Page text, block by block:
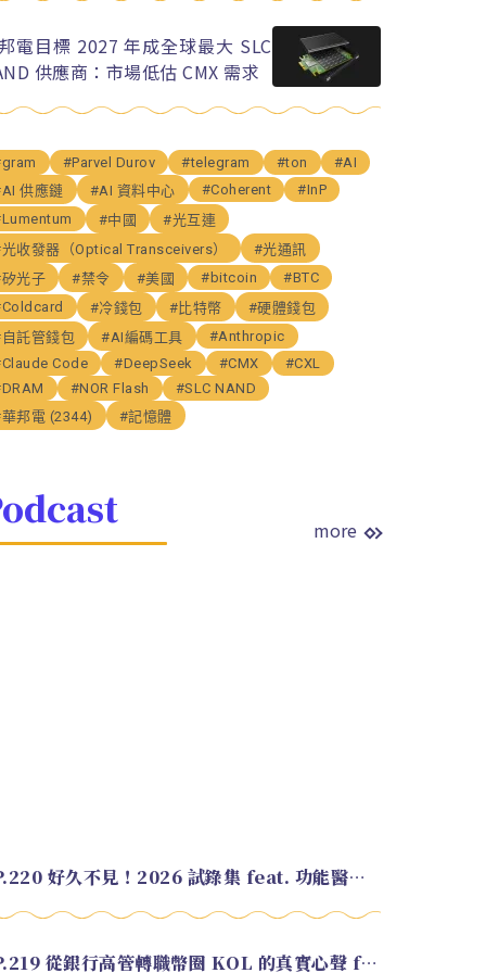
電目標 2027 年成全球最大 SLC
供應商：市場低估 CMX 需求
#Parvel Durov #telegram #ton
#AI
供應鏈
#AI 資料中心 #Coherent
#InP
#中國
#光互連
收發器（Optical Transceivers）
#光通訊
光子
#禁令 #美國 #bitcoin
#BTC
#冷錢包 #比特幣
#硬體錢包
託管錢包
#AI編碼工具
#Anthropic
Code
#DeepSeek #CMX
#CXL
#NOR Flash
#SLC NAND
邦電 (2344)
#記憶體
more
EP.220 好久不見！2026 試錄集 feat. 功能醫學營養師 美寶
EP.219 從銀行高管轉職幣圈 KOL 的真實心聲 feat.龜大